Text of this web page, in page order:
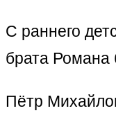
С раннего
брата Романа
Пётр